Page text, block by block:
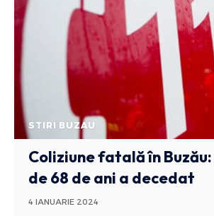
STIRI BUZAU
Coliziune fatală în
de 68 de ani a decedat
4 IANUARIE 2024